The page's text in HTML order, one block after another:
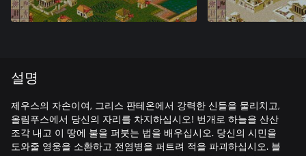
설명
제우스의 자손이여, 그리스 판테온에서 강력한 신들을 물리치고,
올림푸스에서 당신의 자리를 차지하십시오! 번개로 하늘을 산산
조각 내고 이 땅에 불을 퍼붓는 법을 배우십시오. 당신의 시민을
도와줄 영웅을 소환하고 전염병을 퍼트려 적을 파괴하십시오. 블